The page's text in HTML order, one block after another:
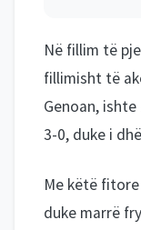
Në fillim të
fillimisht të
Genoan,
3-0, duke i
Me këtë
duke marrë